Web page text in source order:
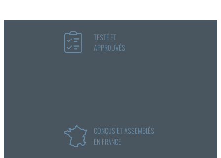
TESTÉ ET
APPROUVÉS
CONÇUS ET ASSEMBLÉS
EN FRANCE